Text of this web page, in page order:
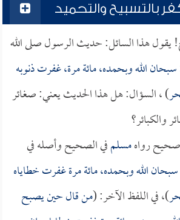
بالتسبيح والتحميد
يقول هذا السائل: حديث الرسول صلى الله
الله وبحمده، مائة مرة، غفرت ذنوبه
) ، السؤال: هل هذا الحديث يعني: صغائر
والكبائر؟
صحيح رواهمسلمفي الصحيح وأصله في
الله وبحمده، مائة مرة غفرت خطاياه
)، في اللفظ الآخر: (من قال حين يصبح